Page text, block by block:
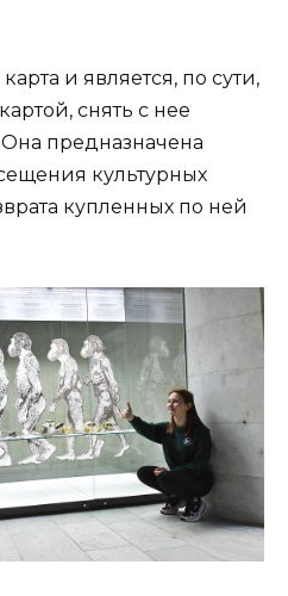
и является, по сути,
снять с нее
предназначена
культурных
купленных по ней